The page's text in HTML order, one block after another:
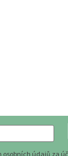
údajů za